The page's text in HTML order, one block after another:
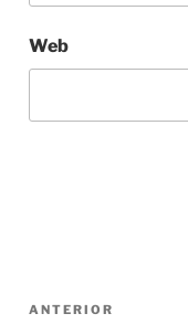
Web
Navegación
Entrada
ANTERIOR